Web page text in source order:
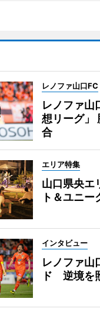
レノファ山口FC
レノファ山
想リーグ」
合
エリア特集
山口県央エ
ト＆ユニー
インタビュー
レノファ山
ド 逆境を